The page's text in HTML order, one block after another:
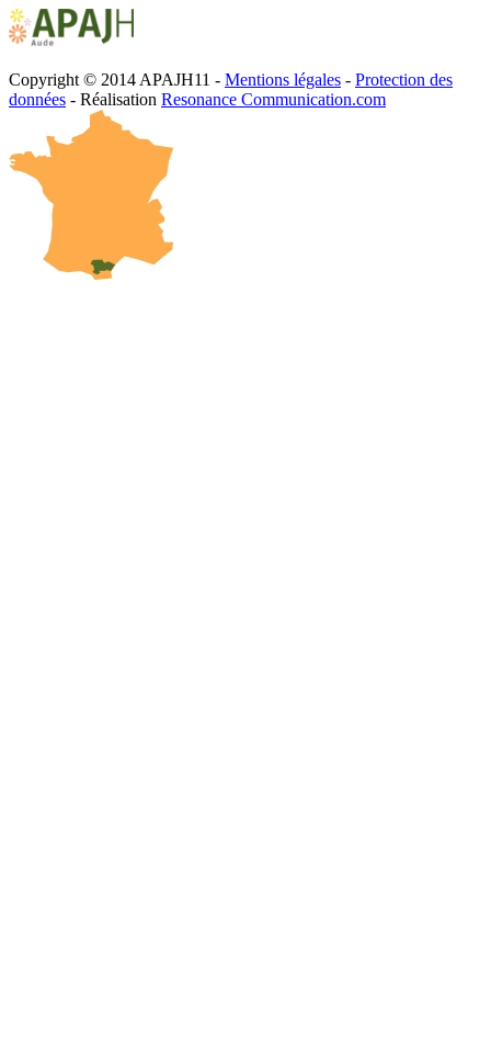
Copyright © 2014 APAJH11 - Mentions légales - Protection des
données - Réalisation Resonance Communication.com